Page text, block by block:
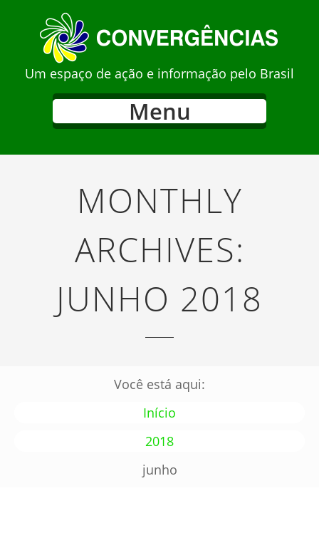
Um espaço de ação e informação pelo Brasil
Menu
MONTHLY
ARCHIVES:
JUNHO 2018
Você está aqui:
Início
2018
junho